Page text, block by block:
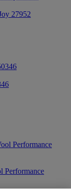
27952
Performance